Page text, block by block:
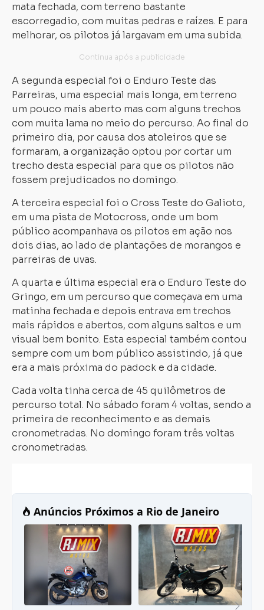
mata fechada, com terreno bastante
escorregadio, com muitas pedras e raízes. E para
melhorar, os pilotos já largavam em uma subida.
A segunda especial foi o Enduro Teste das
Parreiras, uma especial mais longa, em terreno
um pouco mais aberto mas com alguns trechos
com muita lama no meio do percurso. Ao final do
primeiro dia, por causa dos atoleiros que se
formaram, a organização optou por cortar um
trecho desta especial para que os pilotos não
fossem prejudicados no domingo.
A terceira especial foi o Cross Teste do Galioto,
em uma pista de Motocross, onde um bom
público acompanhava os pilotos em ação nos
dois dias, ao lado de plantações de morangos e
parreiras de uvas.
A quarta e última especial era o Enduro Teste do
Gringo, em um percurso que começava em uma
matinha fechada e depois entrava em trechos
mais rápidos e abertos, com alguns saltos e um
visual bem bonito. Esta especial também contou
sempre com um bom público assistindo, já que
era a mais próxima do padock e da cidade.
Cada volta tinha cerca de 45 quilômetros de
percurso total. No sábado foram 4 voltas, sendo a
primeira de reconhecimento e as demais
cronometradas. No domingo foram três voltas
cronometradas.